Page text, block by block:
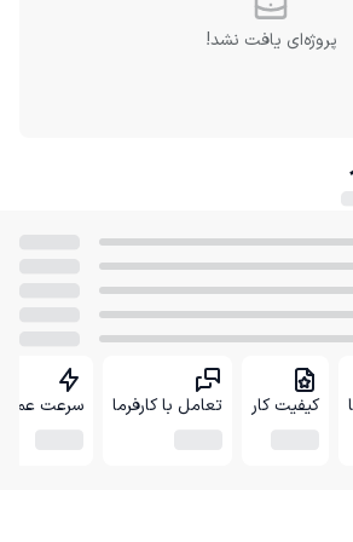
پروژه‌ای یافت نشد!
کیفیت کار تعامل با کارفرما سرعت عمل